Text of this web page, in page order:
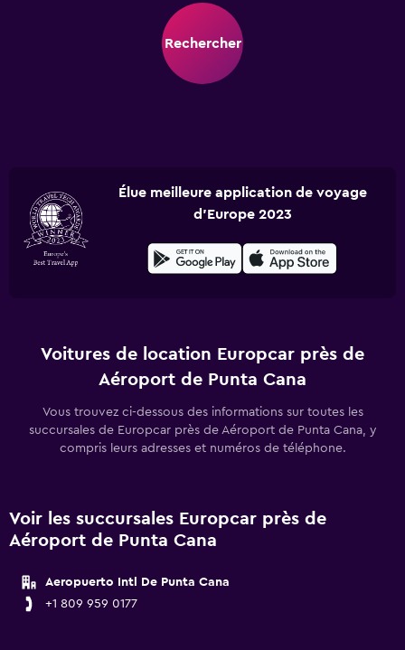
Rechercher
Élue meilleure application de voyage
d'Europe 2023
Voitures de location Europcar près de
Aéroport de Punta Cana
Vous trouvez ci-dessous des informations sur toutes les
succursales de Europcar près de Aéroport de Punta Cana, y
compris leurs adresses et numéros de téléphone.
Voir les succursales Europcar près de
Aéroport de Punta Cana
Aeropuerto Intl De Punta Cana
+1 809 959 0177